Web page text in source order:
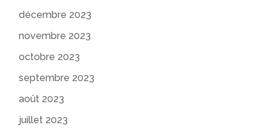
décembre 2023
novembre 2023
octobre 2023
septembre 2023
août 2023
juillet 2023